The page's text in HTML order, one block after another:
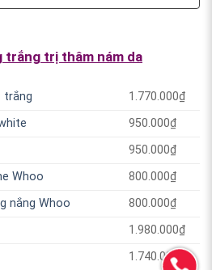
trắng trị thâm nám da
trắng 1.770.000₫
950.000₫
950.000₫
Whoo
800.000₫
nắng Whoo
800.000₫
1.980.000₫
1.740.000